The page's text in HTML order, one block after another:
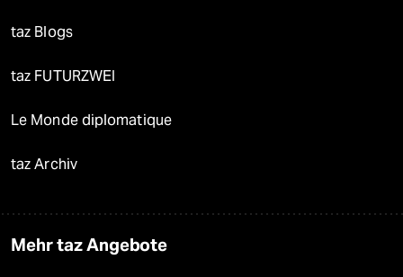
taz Blogs
taz FUTURZWEI
Le Monde diplomatique
taz Archiv
Mehr taz Angebote